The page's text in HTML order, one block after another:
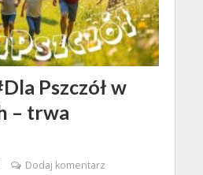
Pszczół w
– trwa
Dodaj komentarz